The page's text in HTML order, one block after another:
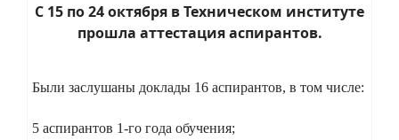
С 15 по 24 октября в Техническом институте
прошла аттестация аспирантов.
Были заслушаны доклады 16 аспирантов, в том числе:
5 аспирантов 1-го года обучения;